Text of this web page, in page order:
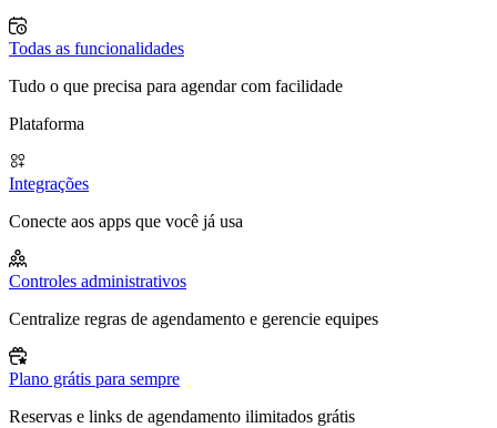
Todas as funcionalidades
Tudo o que precisa para agendar com facilidade
Plataforma
Integrações
Conecte aos apps que você já usa
Controles administrativos
Centralize regras de agendamento e gerencie equipes
Plano grátis para sempre
Reservas e links de agendamento ilimitados grátis